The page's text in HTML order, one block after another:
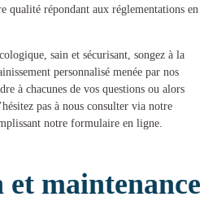
qualité répondant aux réglementations en
sain et sécurisant, songez à la
personnalisé menée par nos
à chacunes de vos questions ou alors
pas à nous consulter via notre
notre formulaire en ligne.
maintenance